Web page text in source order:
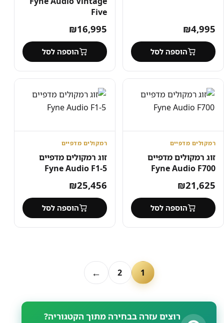
₪4,995
הוספה לסל
Five
₪16,995
הוספה לסל
רמקולים מדפיים
זוג רמקולים מדפיים
Fyne Audio F700
₪21,625
הוספה לסל
רמקולים מדפיים
זוג רמקולים מדפיים
Fyne Audio F1-5
₪25,456
הוספה לסל
1
2
←
רוצים עזרה בבחירה מתוך הקטגוריה?